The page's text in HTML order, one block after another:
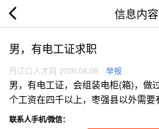
信息内容
男，有电工证求职
丹江口人才网 2026.08.09 举报
男，有电工证，会组装电柜(箱)，做
个工资在四千以上，枣强县以外需
联系人手机/微信：